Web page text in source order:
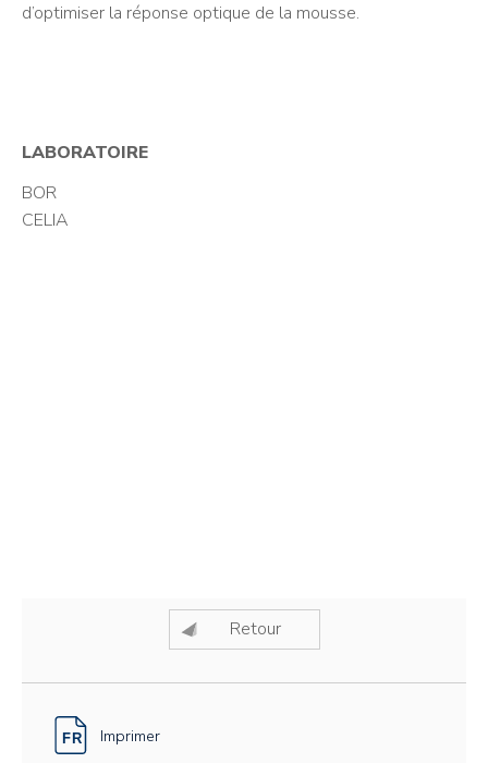
d’optimiser la réponse optique de la mousse.
LABORATOIRE
BOR
CELIA
Retour
Imprimer